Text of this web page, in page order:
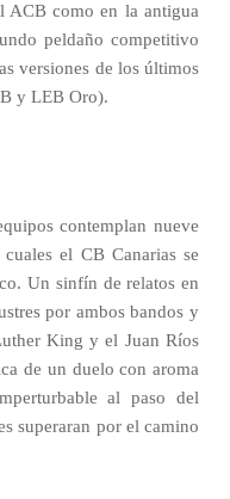
ACB como en la antigua
peldaño competitivo
versiones de los últimos
y LEB Oro).
contemplan nueve
el CB Canarias se
Un sinfín de relatos en
por ambos bandos y
King y el Juan Ríos
de un duelo con aroma
al paso del
superaran por el camino